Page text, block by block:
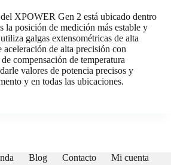
XPOWER Gen 2 está ubicado dentro
la posición de medición más estable y
galgas extensométricas de alta
aceleración de alta precisión con
compensación de temperatura
valores de potencia precisos y
y en todas las ubicaciones.
Blog Contacto Mi cuenta